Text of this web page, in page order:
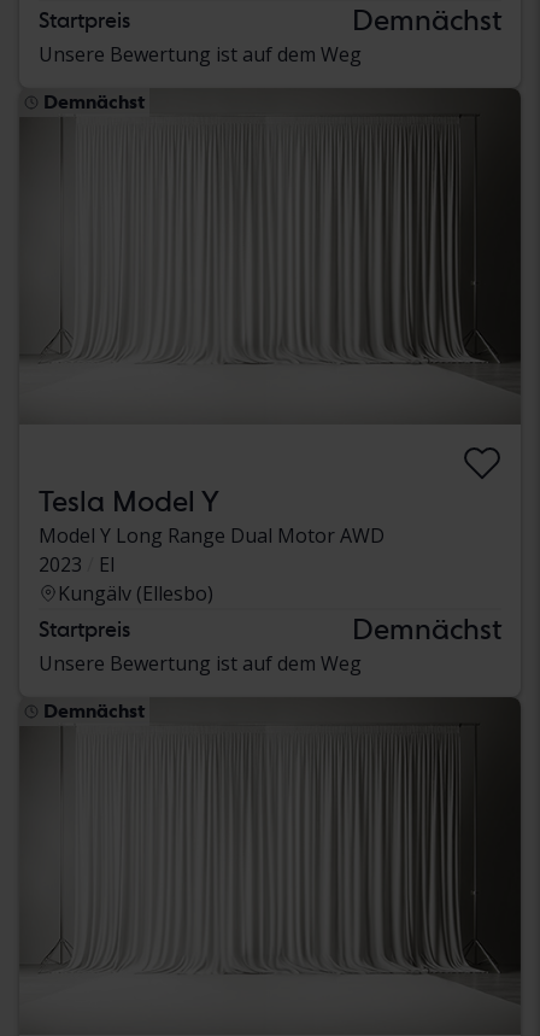
Startpreis Demnächst
Unsere Bewertung ist auf dem Weg
Demnächst
Tesla Model Y
Model Y Long Range Dual Motor AWD
2023
El
Kungälv (Ellesbo)
Startpreis Demnächst
Unsere Bewertung ist auf dem Weg
Demnächst